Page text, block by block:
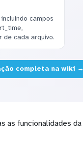
campos
cada arquivo.
completa na wiki →
as funcionalidades